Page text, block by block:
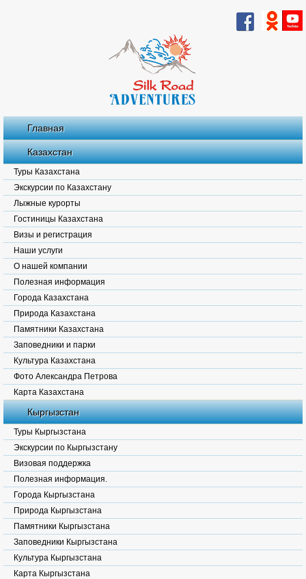
Главная
Казахстан
Туры Казахстана
Экскурсии по Казахстану
Лыжные курорты
Гостиницы Казахстана
Визы и регистрация
Наши услуги
О нашей компании
Полезная информация
Города Казахстана
Природа Казахстана
Памятники Казахстана
Заповедники и парки
Культура Казахстана
Фото Александра Петрова
Карта Казахстана
Кыргызстан
Туры Кыргызстана
Экскурсии по Кыргызстану
Визовая поддержка
Полезная информация.
Города Кыргызстана
Природа Кыргызстана
Памятники Кыргызстана
Заповедники Кыргызстана
Культура Кыргызстана
Карта Кыргызстана